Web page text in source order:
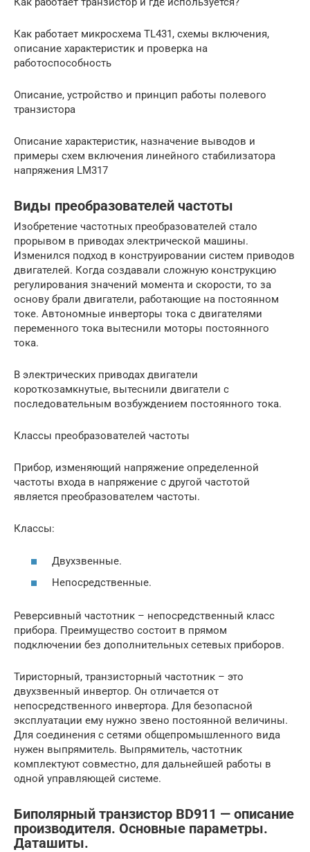
Как работает микросхема TL431, схемы включения,
описание характеристик и проверка на
работоспособность
Описание, устройство и принцип работы полевого
транзистора
Описание характеристик, назначение выводов и
примеры схем включения линейного стабилизатора
напряжения LM317
Виды преобразователей частоты
Изобретение частотных преобразователей стало
прорывом в приводах электрической машины.
Изменился подход в конструировании систем приводов
двигателей. Когда создавали сложную конструкцию
регулирования значений момента и скорости, то за
основу брали двигатели, работающие на постоянном
токе. Автономные инверторы тока с двигателями
переменного тока вытеснили моторы постоянного
тока.
В электрических приводах двигатели
короткозамкнутые, вытеснили двигатели с
последовательным возбуждением постоянного тока.
Классы преобразователей частоты
Прибор, изменяющий напряжение определенной
частоты входа в напряжение с другой частотой
является преобразователем частоты.
Классы:
Двухзвенные.
Непосредственные.
Реверсивный частотник – непосредственный класс
прибора. Преимущество состоит в прямом
подключении без дополнительных сетевых приборов.
Тиристорный, транзисторный частотник – это
двухзвенный инвертор. Он отличается от
непосредственного инвертора. Для безопасной
эксплуатации ему нужно звено постоянной величины.
Для соединения с сетями общепромышленного вида
нужен выпрямитель. Выпрямитель, частотник
комплектуют совместно, для дальнейшей работы в
одной управляющей системе.
Биполярный транзистор BD911 — описание
производителя. Основные параметры.
Даташиты.